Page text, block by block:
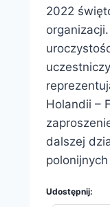
2022
Holandii –
dalszej
Udostępnij: